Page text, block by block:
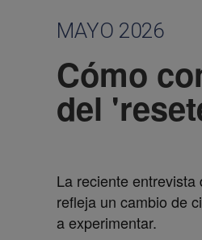
MAYO 2026
Cómo
del
La reciente entrevista
refleja un cambio de
a experimentar.